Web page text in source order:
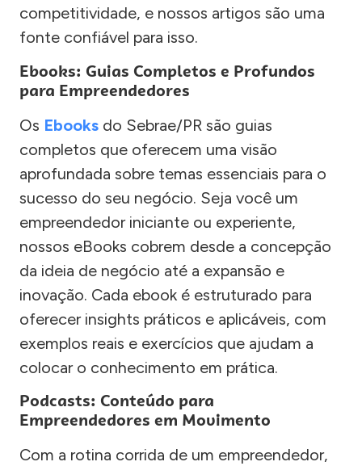
competitividade, e nossos artigos são uma
fonte confiável para isso.
Ebooks: Guias Completos e Profundos
para Empreendedores
Os Ebooks do Sebrae/PR são guias
completos que oferecem uma visão
aprofundada sobre temas essenciais para o
sucesso do seu negócio. Seja você um
empreendedor iniciante ou experiente,
nossos eBooks cobrem desde a concepção
da ideia de negócio até a expansão e
inovação. Cada ebook é estruturado para
oferecer insights práticos e aplicáveis, com
exemplos reais e exercícios que ajudam a
colocar o conhecimento em prática.
Podcasts: Conteúdo para
Empreendedores em Movimento
Com a rotina corrida de um empreendedor,